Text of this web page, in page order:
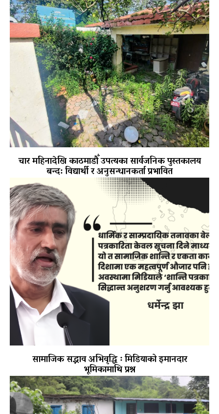
चार महिनादेखि काठमाडौँ उपत्यका सार्वजनिक पुस्तकालय
बन्द: विद्यार्थी र अनुसन्धानकर्ता प्रभावित
सामाजिक सद्भाव अभिवृद्धि ः मिडियाको इमानदार
भूमिकामाथि प्रश्न